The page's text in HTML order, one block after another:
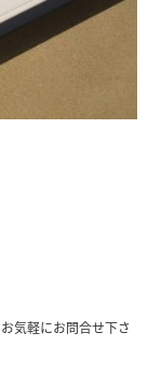
お気軽にお問合せ下さ